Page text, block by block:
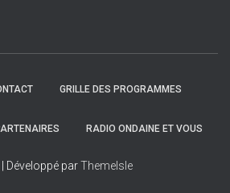
GRILLE DES PROGRAMMES
RADIO ONDAINE ET VOUS
Développé parThemeIsle